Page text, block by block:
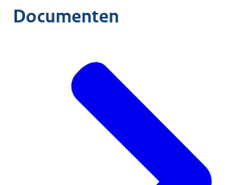
Documenten